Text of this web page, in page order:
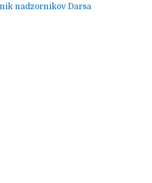
nadzornikov Darsa